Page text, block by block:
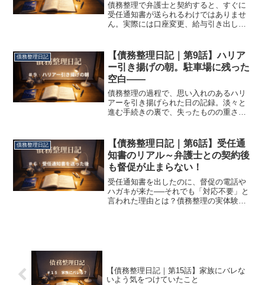
債務整理で弁護士と契約すると、すぐに
受任通知書が送られるわけではありませ
ん。実際には口座変更、給与引き出し、
られた作業を、実体験ベースで解説しま
す。
債務整理日記
【債務整理日記｜第9話】ハリア
ー引き揚げの朝。駐車場に残った
空白――
債務整理の過程で、思い入れのあるハリ
アーを引き揚げられた日の記録。淡々と
進む手続きの裏で、失ったものの重さと
債務整理日記
【債務整理日記｜第6話】受任通
知書のリアル～弁護士との契約後
も督促が止まらない！
受任通知書を出したのに、督促の電話や
ハガキが来た──それでも「対応不要」と
言われた理由とは？債務整理の実体験を
【債務整理日記｜第15話】家族にバレな
いよう気をつけていたこと